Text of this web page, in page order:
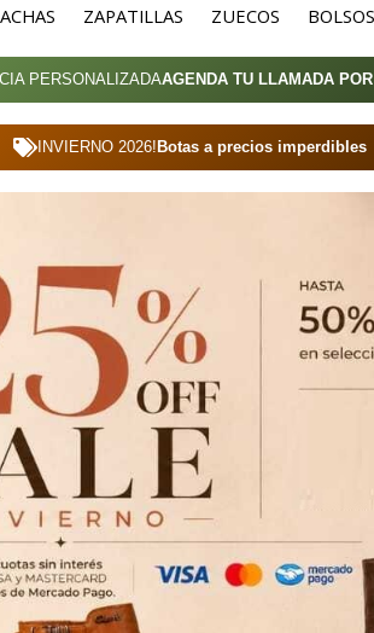
ZAPATILLAS ZUECOS BOLSOS
PERSONALIZADAAGENDA TU LLAMADA
INVIERNO 2026! Botas a precios imperdibles